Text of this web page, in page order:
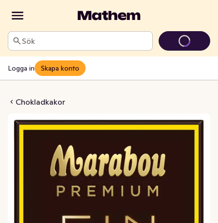
Sök
Logga in Skapa konto
Chokladkakor
Dark 86%